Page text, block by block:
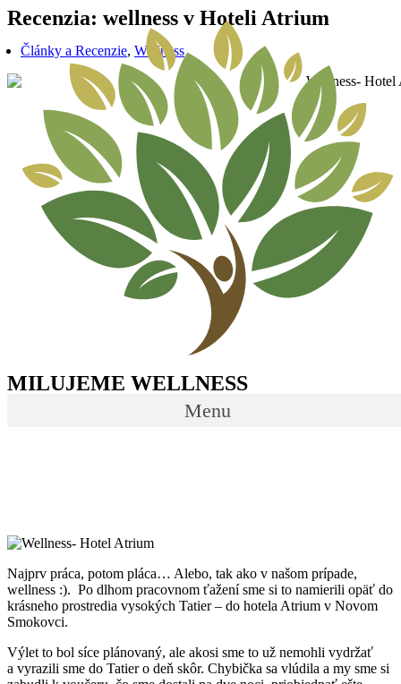
Preskočiť
na
obsah
MILUJEME WELLNESS
Menu
Recenzia: wellness v Hoteli Atrium
Články a Recenzie, Wellness
Najprv práca, potom pláca… Alebo, tak ako v našom prípade,
wellness :). Po dlhom pracovnom ťažení sme si to namierili opäť do
krásneho prostredia vysokých Tatier – do hotela Atrium v Novom
Smokovci.
Výlet to bol síce plánovaný, ale akosi sme to už nemohli vydržať
a vyrazili sme do Tatier o deň skôr. Chybička sa vlúdila a my sme si